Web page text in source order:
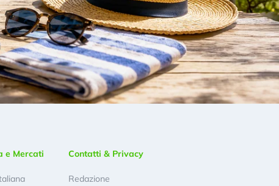
e Mercati Contatti & Privacy
Redazione